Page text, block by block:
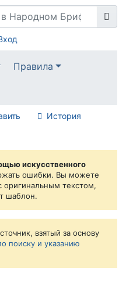
Правила
История
искусственного
ошибки. Вы можете
оригинальным текстом,
шаблон.
взятый за основу
поиску и указанию